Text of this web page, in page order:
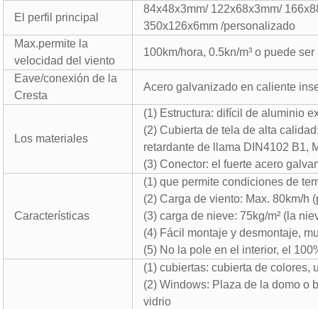
El perfil principal
84x48x3mm/ 122x68x3mm/
350x126x6mm /personalizado
Max.permite la
velocidad del viento
100km/hora, 0.5kn/m³ o puede
Eave/conexión de la
Cresta
Acero galvanizado en caliente
Los materiales
(1) Estructura: difícil de aluminio
(2) Cubierta de tela de alta
retardante de llama DIN4102 B1,
(3) Conector: el fuerte acero
Características
(1) que permite condiciones de
(2) Carga de viento: Max. 80km/h
(3) carga de nieve: 75kg/m² (la
(4) Fácil montaje y desmontaje,
(5) No la pole en el interior, el
(1) cubiertas: cubierta de colores,
(2) Windows: Plaza de la domo o
vidrio